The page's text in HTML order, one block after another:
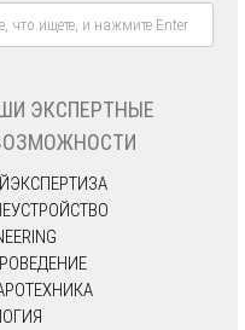
ЭКСПЕРТНЫЕ